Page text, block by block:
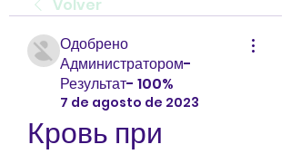
Volver
Одобрено
Администратором-
Результат- 100%
7 de agosto de 2023
Кровь при